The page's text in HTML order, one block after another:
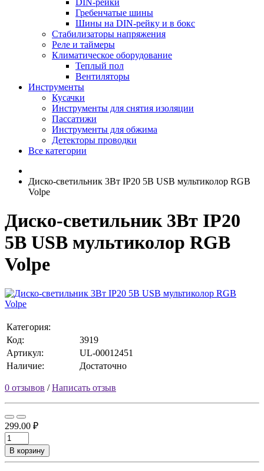
DIN-рейки
Гребенчатые шины
Шины на DIN-рейку и в бокс
Стабилизаторы напряжения
Реле и таймеры
Климатическое оборудование
Теплый пол
Вентиляторы
Инструменты
Кусачки
Инструменты для снятия изоляции
Пассатижи
Инструменты для обжима
Детекторы проводки
Все категории
Диско-светильник 3Вт IP20 5В USB мультиколор RGB
Volpe
Диско-светильник 3Вт IP20
5В USB мультиколор RGB
Volpe
Категория:
Код:
3919
Артикул:
UL-00012451
Наличие:
Достаточно
0 отзывов /Написать отзыв
299.00 ₽
В корзину